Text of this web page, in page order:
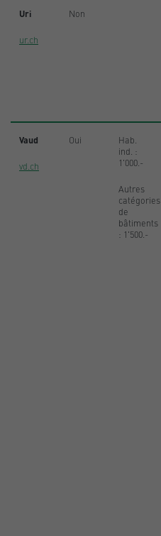
Uri
ur.ch
Non
Vaud
vd.ch
Oui
Hab.
ind. :
1'000.-
Autres
catégories
de
bâtiments
: 1'500.-